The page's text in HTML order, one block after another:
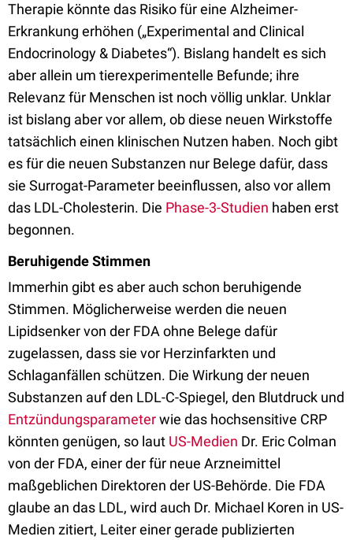
Therapie könnte das Risiko für eine Alzheimer-
Erkrankung erhöhen („Experimental and Clinical
Endocrinology & Diabetes“). Bislang handelt es sich
aber allein um tierexperimentelle Befunde; ihre
Relevanz für Menschen ist noch völlig unklar. Unklar
ist bislang aber vor allem, ob diese neuen Wirkstoffe
tatsächlich einen klinischen Nutzen haben. Noch gibt
es für die neuen Substanzen nur Belege dafür, dass
sie Surrogat-Parameter beeinflussen, also vor allem
das LDL-Cholesterin. Die Phase-3-Studien haben erst
begonnen.
Beruhigende Stimmen
Immerhin gibt es aber auch schon beruhigende
Stimmen. Möglicherweise werden die neuen
Lipidsenker von der FDA ohne Belege dafür
zugelassen, dass sie vor Herzinfarkten und
Schlaganfällen schützen. Die Wirkung der neuen
Substanzen auf den LDL-C-Spiegel, den Blutdruck und
Entzündungsparameterwie das hochsensitive CRP
könnten genügen, so laut US-Medien Dr. Eric Colman
von der FDA, einer der für neue Arzneimittel
maßgeblichen Direktoren der US-Behörde. Die FDA
glaube an das LDL, wird auch Dr. Michael Koren in US-
Medien zitiert, Leiter einer gerade publizierten